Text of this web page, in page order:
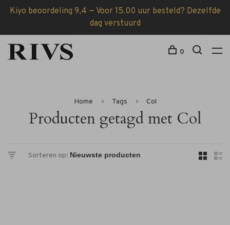
Kiyo beoordeling 9,4 — Voor 15.00 uur besteld? Dezelfde
dag verstuurd
0
Home Tags Col
Producten getagd met Col
Sorteren op: